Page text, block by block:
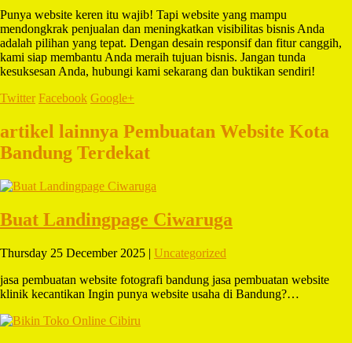
Punya website keren itu wajib! Tapi website yang mampu
mendongkrak penjualan dan meningkatkan visibilitas bisnis Anda
adalah pilihan yang tepat. Dengan desain responsif dan fitur canggih,
kami siap membantu Anda meraih tujuan bisnis. Jangan tunda
kesuksesan Anda, hubungi kami sekarang dan buktikan sendiri!
Twitter Facebook Google+
artikel lainnya Pembuatan Website Kota
Bandung Terdekat
Buat Landingpage Ciwaruga
Thursday 25 December 2025 | Uncategorized
jasa pembuatan website fotografi bandung jasa pembuatan website
klinik kecantikan Ingin punya website usaha di Bandung?…